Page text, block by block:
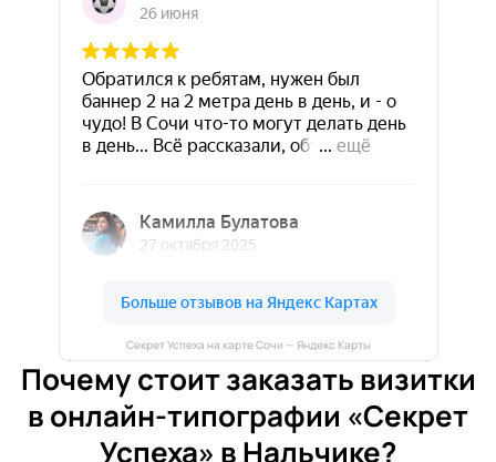
Секрет Успеха на карте Сочи — Яндекс Карты
Почему стоит заказать визитки
в онлайн-типографии «Секрет
Успеха» в Нальчике?